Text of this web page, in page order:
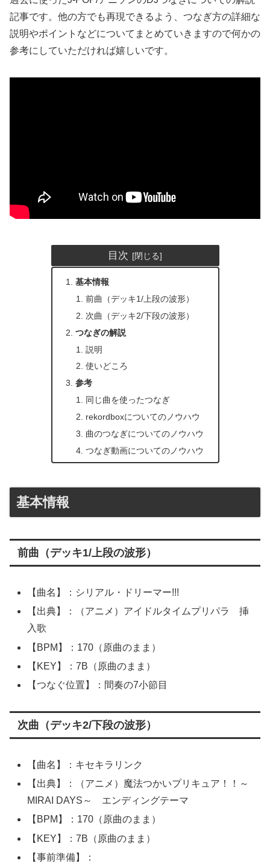
記事です。他の方でも再現できるよう、つなぎ方の詳細な
説明やポイントなどについてまとめていきますので何かの
参考にしていただければ嬉しいです。
目次
基本情報
前曲（デッキ1/上段の波形）
次曲（デッキ2/下段の波形）
つなぎの解説
説明
使いどころ
参考
同じ曲を使ったつなぎ
rekordboxについてのノウハウ
曲のつなぎについてのノウハウ
つなぎ動画についてのノウハウ
基本情報
前曲（デッキ1/上段の波形）
【曲名】：シリアル・ドリーマー!!!
【出典】：（アニメ）アイドルタイムプリパラ 挿
入歌
【BPM】：170（原曲のまま）
【KEY】：7B（原曲のまま）
【つなぐ位置】：間奏の7小節目
次曲（デッキ2/下段の波形）
【曲名】：キセキラリンク
【出典】：（アニメ）魔法つかいプリキュア！！～
MIRAI DAYS～ エンディングテーマ
【BPM】：170（原曲のまま）
【KEY】：7B（原曲のまま）
【事前準備】：